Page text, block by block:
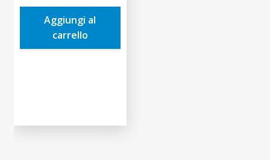
era:
1,55€.
è:
Aggiungi al
carrello